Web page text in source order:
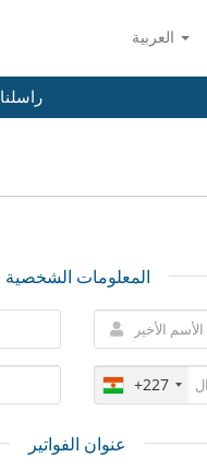
راسلنا
المعلومات الشخصية
+227
عنوان الفواتير